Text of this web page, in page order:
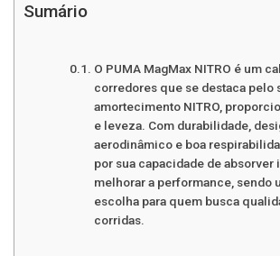
Sumário
O PUMA MagMax NITRO é um
corredores que se destaca pelo
amortecimento NITRO,
e leveza. Com durabilidade,
aerodinâmico e boa
por sua capacidade de absorver
melhorar a performance, sendo
escolha para quem busca
corridas.